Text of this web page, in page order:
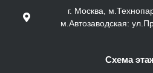
г. Москва,
м.Автозаводская:
Схема